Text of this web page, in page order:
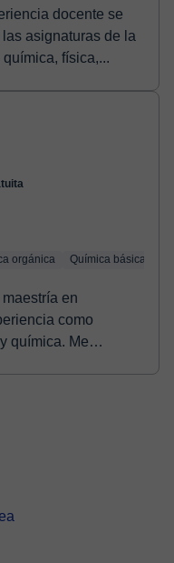
docente se
asignaturas de la
física,...
orgánica Química básica
en
como
química. Me